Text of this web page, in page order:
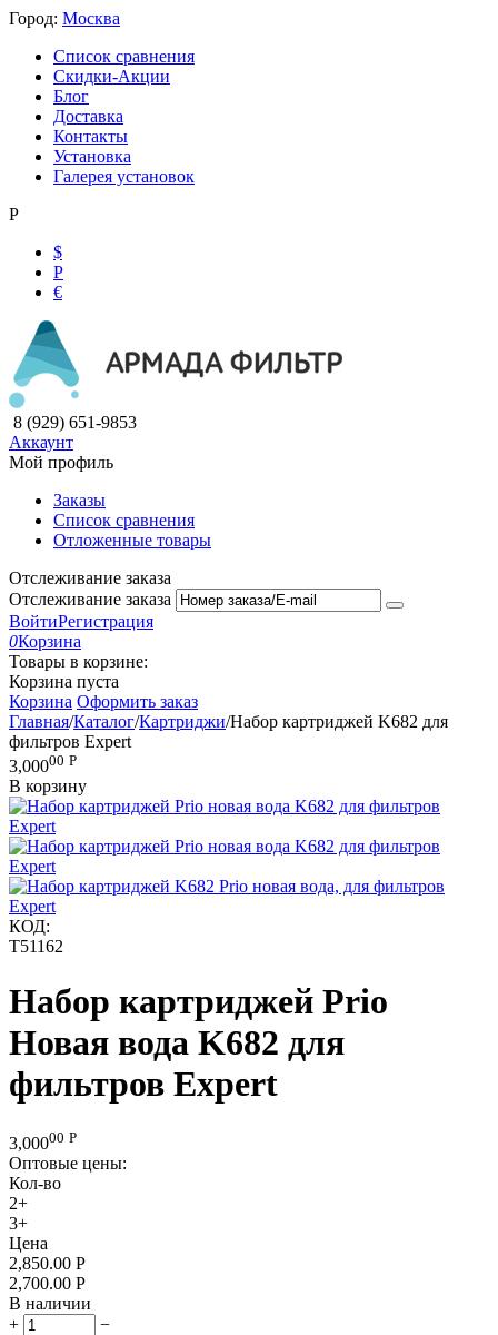
Город: Москва
Список сравнения
Скидки-Акции
Блог
Доставка
Контакты
Установка
Галерея установок
Р
$
Р
€
8 (929) 651-9853
Аккаунт
Мой профиль
Заказы
Список сравнения
Отложенные товары
Отслеживание заказа
Отслеживание заказа
ВойтиРегистрация
0Корзина
Товары в корзине:
Корзина пуста
Корзина Оформить заказ
Главная/Каталог/Картриджи/Набор картриджей K682 для
фильтров Expert
3,00000 Р
В корзину
КОД:
T51162
Набор картриджей Prio
Новая вода K682 для
фильтров Expert
3,00000 Р
Оптовые цены:
Кол-во
2+
3+
Цена
2,850.00 Р
2,700.00 Р
В наличии
+
−